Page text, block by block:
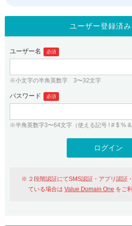
.jpドメインオークション
gTLDオークション NEW!
.jpドメインバックオーダー
プレミアムドメイン
人気ドメインの種類
WHOIS検索
紹介制度
バリュードメインAPI
ドメイン・ホスティングOEM
ログイン
従来のバリュードメインをご
Value Domainにロ
おすすめ One レンタルサーバーを含
ユーザー登録
ユーザー登録済
ユーザー名 必須
※小文字の半角英数字 3〜32文字
パスワード 必須
※半角英数字3〜64文字（使える記号 ! # $ % &
２段階認証にてSMS認証・アプリ認証
ている場合はValue Domain One をご